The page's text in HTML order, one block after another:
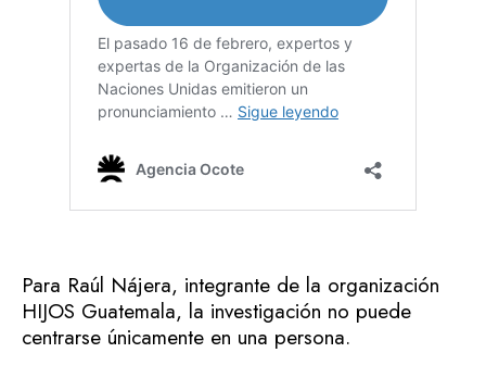
Para Raúl Nájera, integrante de la organización
HIJOS Guatemala, la investigación no puede
centrarse únicamente en una persona.